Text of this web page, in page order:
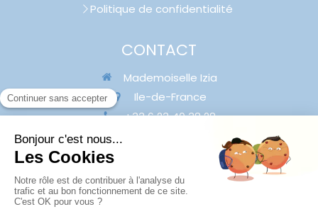
Politique de confidentialité
CONTACT
Mademoiselle Izia
Ile-de-France
+33 6 23 40 38 28
contact@mademoiselleiziaconciergerie.com